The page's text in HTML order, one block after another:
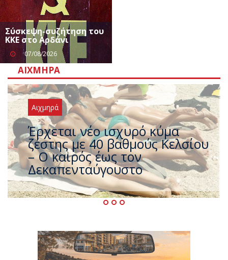
Σύσκεψη-συζήτηση του
ΚΚΕ στο Αρδάνι
07/08/2026
ΑΙΧΜΗΡΆ
Αιχμηρά
Άφαντος ο Τσίπρας… την ώρα
που η χώρα καίγεται